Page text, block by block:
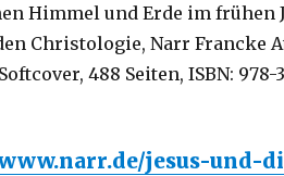
Himmel und Erde im frühen
Christologie, Narr Francke
488 Seiten, ISBN: 978-
jesus-und-